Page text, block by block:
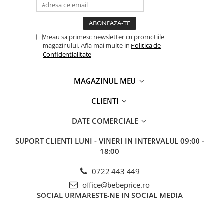
Vreau sa primesc newsletter cu promotiile
magazinului. Afla mai multe in Politica de
Confidentialitate
MAGAZINUL MEU
CLIENTI
DATE COMERCIALE
SUPORT CLIENTI LUNI - VINERI IN INTERVALUL 09:00 -
18:00
0722 443 449
office@bebeprice.ro
SOCIAL URMARESTE-NE IN SOCIAL MEDIA